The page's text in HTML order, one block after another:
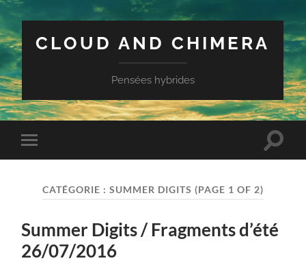
CLOUD AND CHIMERA
Pensées hybrides
Toggle
mobile
Toggle
CATÉGORIE : SUMMER DIGITS (PAGE 1 OF 2)
Summer Digits / Fragments d’été
26/07/2016